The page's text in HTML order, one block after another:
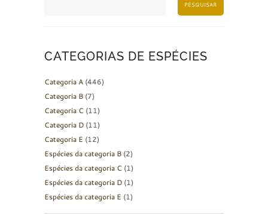
PESQUISAR
CATEGORIAS DE ESPÉCIES
Categoria A (446)
Categoria B (7)
Categoria C (11)
Categoria D (11)
Categoria E (12)
Espécies da categoria B (2)
Espécies da categoria C (1)
Espécies da categoria D (1)
Espécies da categoria E (1)